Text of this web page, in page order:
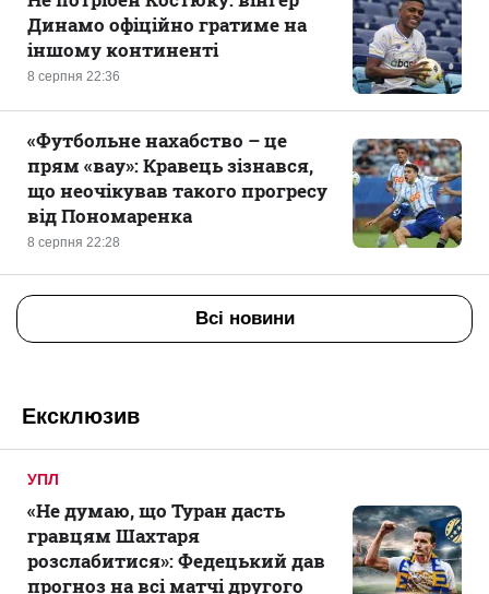
8 серпня 22:36
Динамо офіційно гратиме на
іншому континенті
8 серпня 22:28
«Футбольне нахабство – це
прям «вау»: Кравець зізнався,
що неочікував такого прогресу
від Пономаренка
Всі новини
Ексклюзив
УПЛ
«Не думаю, що Туран дасть
гравцям Шахтаря
розслабитися»: Федецький дав
прогноз на всі матчі другого